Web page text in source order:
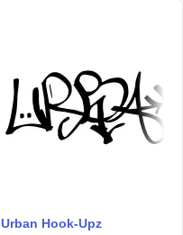
Urban Hook-Upz